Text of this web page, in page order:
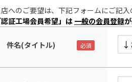
へのご要望は、下記フォームにご記
認証工場会員希望」は 一般の会員登録
件名(タイトル)